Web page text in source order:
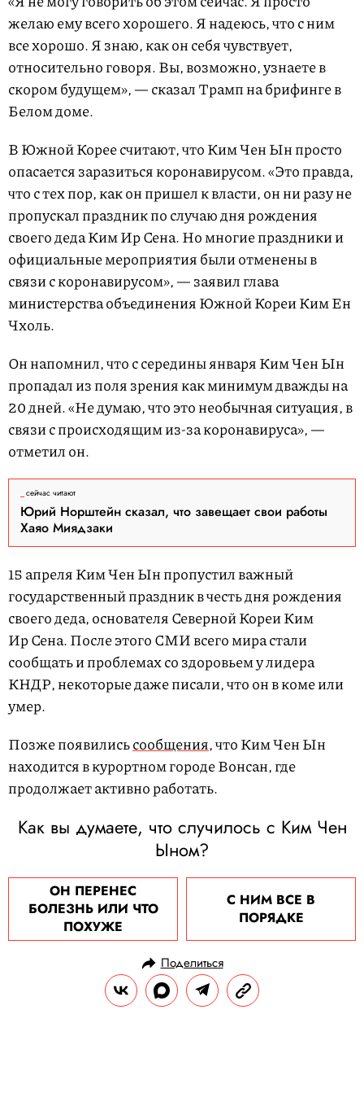
желаю ему всего хорошего. Я надеюсь, что с ним
все хорошо. Я знаю, как он себя чувствует,
относительно говоря. Вы, возможно, узнаете в
скором будущем», — сказал Трамп на брифинге в
Белом доме.
В Южной Корее считают, что Ким Чен Ын просто
опасается заразиться коронавирусом. «Это правда,
что с тех пор, как он пришел к власти, он ни разу не
пропускал праздник по случаю дня рождения
своего деда Ким Ир Сена. Но многие праздники и
официальные мероприятия были отменены в
связи с коронавирусом», — заявил глава
министерства объединения Южной Кореи Ким Ен
Чхоль.
Он напомнил, что с середины января Ким Чен Ын
пропадал из поля зрения как минимум дважды на
20 дней. «Не думаю, что это необычная ситуация, в
связи с происходящим из-за коронавируса», —
отметил он.
сейчас читают
Юрий Норштейн сказал, что завещает свои работы
Хаяо Миядзаки
15 апреля Ким Чен Ын пропустил важный
государственный праздник в честь дня рождения
своего деда, основателя Северной Кореи Ким
Ир Сена. После этого СМИ всего мира стали
сообщать и проблемах со здоровьем у лидера
КНДР, некоторые даже писали, что он в коме или
умер.
Позже появилисьсообщения, что Ким Чен Ын
находится в курортном городе Вонсан, где
продолжает активно работать.
Как вы думаете, что случилось с Ким Чен
Ыном?
ОН ПЕРЕНЕС
БОЛЕЗНЬ ИЛИ ЧТО
ПОХУЖЕ
С НИМ ВСЕ В
ПОРЯДКЕ
Поделиться